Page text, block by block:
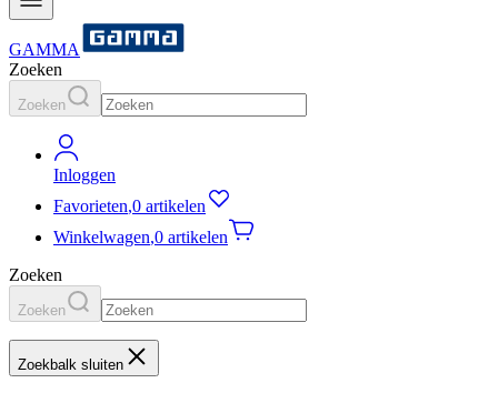
GAMMA
Zoeken
Zoeken
Inloggen
Favorieten,0 artikelen
Winkelwagen,0 artikelen
Zoeken
Zoeken
Zoekbalk sluiten